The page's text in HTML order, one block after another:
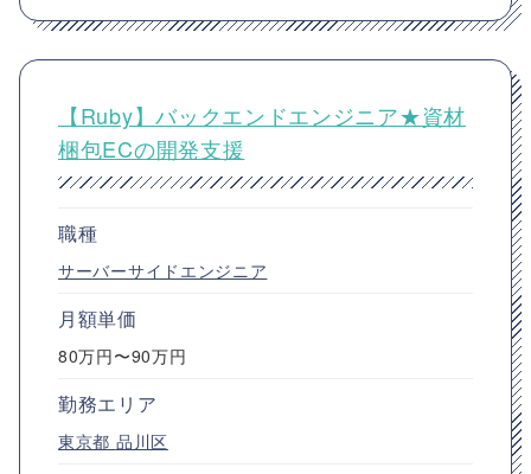
【Ruby】バックエンドエンジニア★資材
梱包ECの開発支援
職種
サーバーサイドエンジニア
月額単価
80万円〜90万円
勤務エリア
東京都 品川区